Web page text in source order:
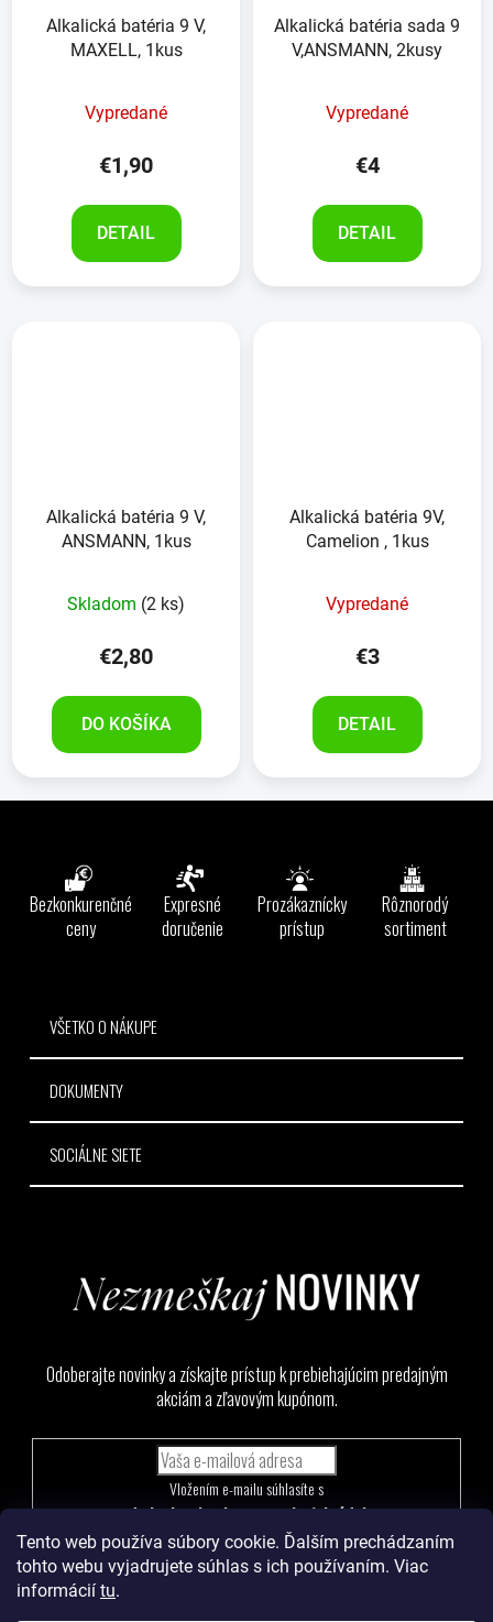
Tento web používa súbory cookie. Ďalším prechádzaním
tohto webu vyjadrujete súhlas s ich používaním. Viac
informácií tu.
Alkalická batéria 9 V,
MAXELL, 1kus
Vypredané
€1,90
DETAIL
Alkalická batéria sada 9
V,ANSMANN, 2kusy
Vypredané
€4
DETAIL
Alkalická batéria 9 V,
ANSMANN, 1kus
Skladom (2 ks)
€2,80
DO KOŠÍKA
Alkalická batéria 9V,
Camelion , 1kus
Vypredané
€3
DETAIL
Bezkonkurenčné
ceny
Expresné
doručenie
Prozákaznícky
prístup
Rôznorodý
sortiment
VŠETKO O NÁKUPE
DOKUMENTY
SOCIÁLNE SIETE
Odoberajte novinky a získajte prístup k prebiehajúcim predajným
akciám a zľavovým kupónom.
podmienkami ochrany osobných údajov
PRIHLÁSIŤ